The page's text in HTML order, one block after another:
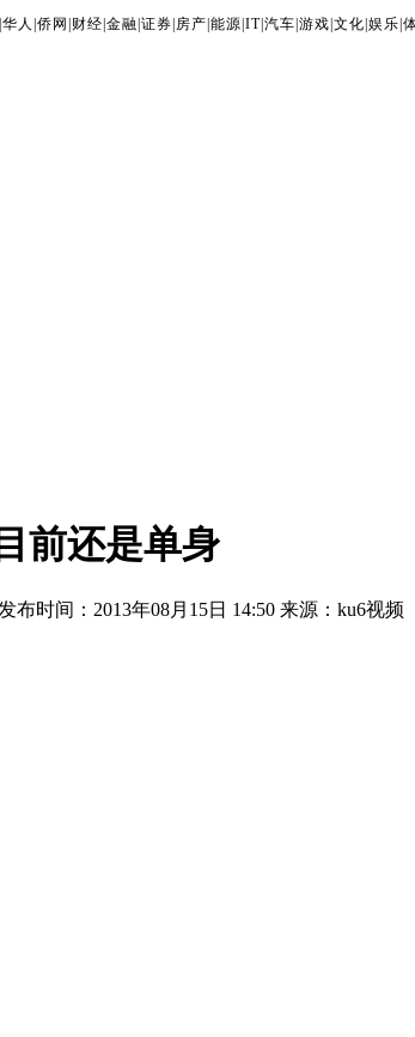
华人 侨网 财经 金融 证券 房产 能源 IT| 汽车 游戏 文化 娱乐
前还是单身
发布时间：2013年08月15日 14:50 来源：ku6视频